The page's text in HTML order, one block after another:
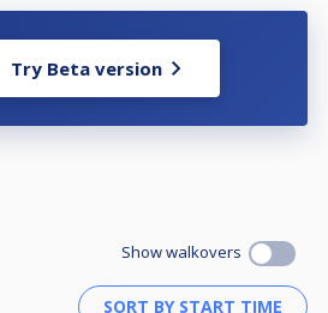
Try Beta version
Show walkovers